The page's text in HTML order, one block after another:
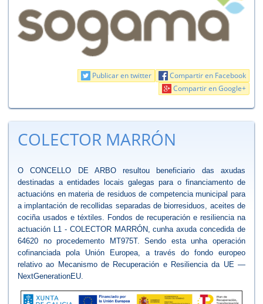
Compartir en Facebook
Publicar en twitter
Compartir en Google+
COLECTOR MARRÓN
O CONCELLO DE ARBO resultou beneficiario das axudas
destinadas a entidades locais galegas para o financiamento de
actuacións en materia de residuos de competencia municipal para
a implantación de recollidas separadas de biorresiduos, aceites de
cociña usados e téxtiles. Fondos de recuperación e resiliencia na
actuación L1 - COLECTOR MARRÓN, cunha axuda concedida de
64620 no procedemento MT975T. Sendo esta unha operación
cofinanciada pola Unión Europea, a través do fondo europeo
relativo ao Mecanismo de Recuperación e Resiliencia da UE —
NextGenerationEU.